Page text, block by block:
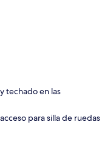
techado en las
para silla de ruedas